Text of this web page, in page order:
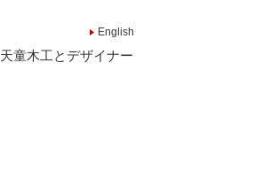
English
天童木工とデザイナー